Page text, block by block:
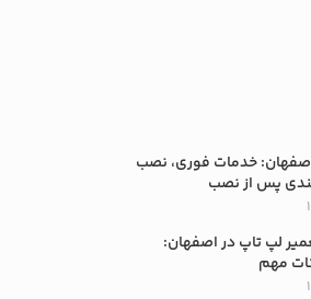
خدمات فوری، نصب
پس از نصب
لپ تاپ در اصفهان:
مهم